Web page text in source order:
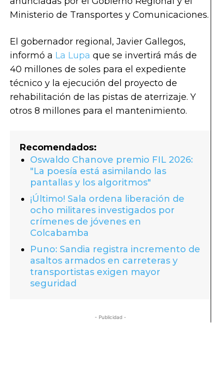
Ministerio de Transportes y Comunicaciones.
El gobernador regional, Javier Gallegos,
informó a La Lupa que se invertirá más de
40 millones de soles para el expediente
técnico y la ejecución del proyecto de
rehabilitación de las pistas de aterrizaje. Y
otros 8 millones para el mantenimiento.
Recomendados:
Oswaldo Chanove premio FIL 2026:
"La poesía está asimilando las
pantallas y los algoritmos"
¡Último! Sala ordena liberación de
ocho militares investigados por
crímenes de jóvenes en
Colcabamba
Puno: Sandia registra incremento de
asaltos armados en carreteras y
transportistas exigen mayor
seguridad
- Publicidad -